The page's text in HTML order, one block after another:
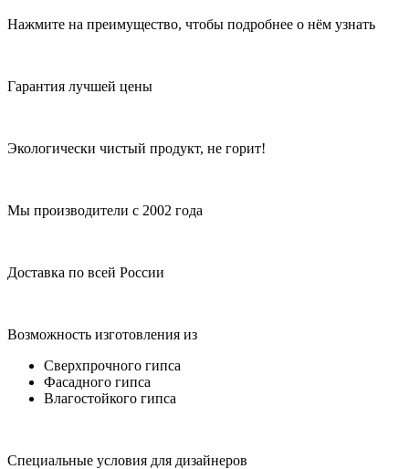
Нажмите на преимущество, чтобы подробнее о нём узнать
Гарантия лучшей цены
Экологически чистый продукт, не горит!
Мы производители с 2002 года
Доставка по всей России
Возможность изготовления из
Сверхпрочного гипса
Фасадного гипса
Влагостойкого гипса
Специальные условия для дизайнеров